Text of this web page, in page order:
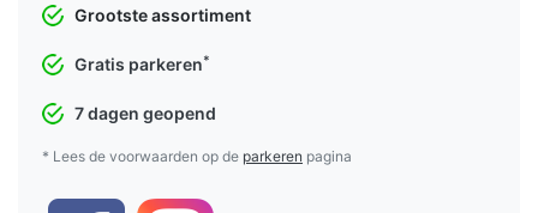
Grootste assortiment
Gratis parkeren*
7 dagen geopend
* Lees de voorwaarden op de parkeren pagina